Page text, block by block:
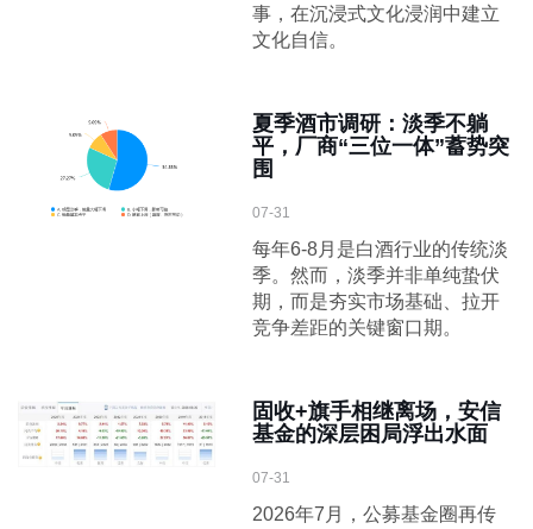
事，在沉浸式文化浸润中建立
文化自信。
夏季酒市调研：淡季不躺
平，厂商“三位一体”蓄势突
围
07-31
每年6-8月是白酒行业的传统淡
季。然而，淡季并非单纯蛰伏
期，而是夯实市场基础、拉开
竞争差距的关键窗口期。
固收+旗手相继离场，安信
基金的深层困局浮出水面
07-31
2026年7月，公募基金圈再传